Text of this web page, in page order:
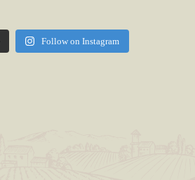
Follow on Instagram